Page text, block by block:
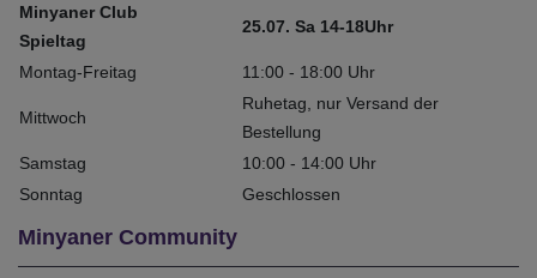
Minyaner Club
Spieltag
25.07. Sa 14-18Uhr
Montag-Freitag 11:00 - 18:00 Uhr
Mittwoch
Ruhetag, nur Versand der
Bestellung
Samstag
10:00 - 14:00 Uhr
Sonntag
Geschlossen
Minyaner Community